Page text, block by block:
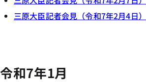
三原大臣記者会見（令和7年2月4日）
令和7年1月